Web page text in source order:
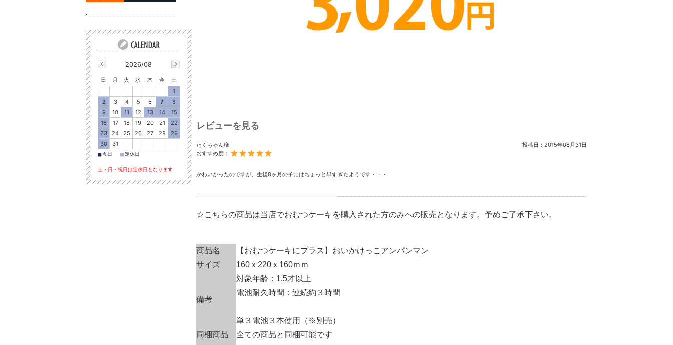
レビューを見る
たくちゃん様 投稿日： 2015年08月31日
おすすめ度：
かわいかったのですが、生後8ヶ月の子にはちょっと早すぎたようです・・・
☆こちらの商品は当店でおむつケーキを購入された方のみへの販売となります。予めご了承下さい。
商品名
【おむつケーキにプラス】おいかけっこアンパンマン
サイズ
160ｘ220ｘ160ｍｍ
備考
対象年齢：1.5才以上
電池耐久時間：連続約３時間
単３電池３本使用（※別売）
同梱商品
全ての商品と同梱可能です
2026/08
日 月 火 水 木 金
土
1
2
3 4 5 6 7
8
9
10 11 12 13 14
15
16
17 18 19 20 21
22
23
24 25 26 27 28
29
30
31
■今日 ■定休日
土・日・祝日は定休日となります